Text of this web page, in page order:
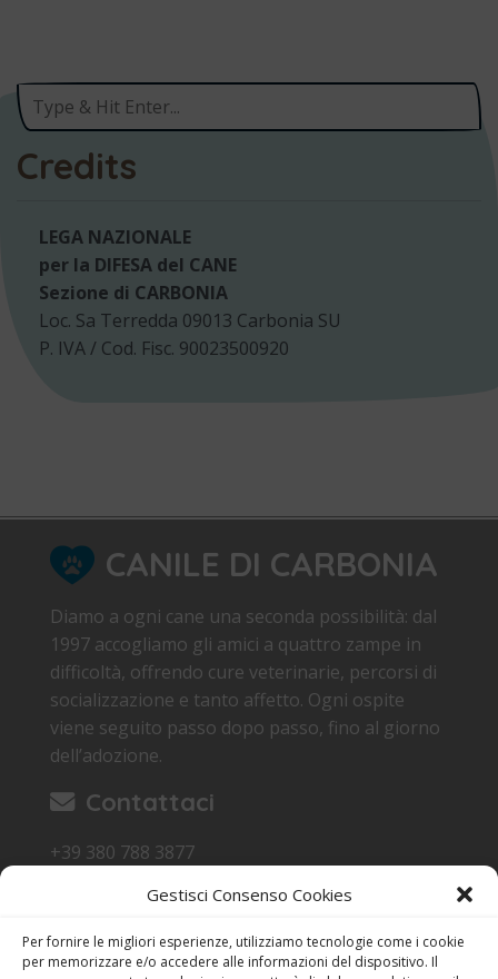
Gestisci Consenso Cookies
Per fornire le migliori esperienze, utilizziamo tecnologie come i cookie
per memorizzare e/o accedere alle informazioni del dispositivo. Il
Credits
LEGA NAZIONALE
per la DIFESA del CANE
Sezione di CARBONIA
Loc. Sa Terredda 09013 Carbonia SU
P. IVA / Cod. Fisc. 90023500920
CANILE DI CARBONIA
Diamo a ogni cane una seconda possibilità: dal
1997 accogliamo gli amici a quattro zampe in
difficoltà, offrendo cure veterinarie, percorsi di
socializzazione e tanto affetto. Ogni ospite
viene seguito passo dopo passo, fino al giorno
dell’adozione.
Contattaci
+39 380 788 3877
Loc. Sa Terredda 09013 Carbonia SU
Orari di Visita